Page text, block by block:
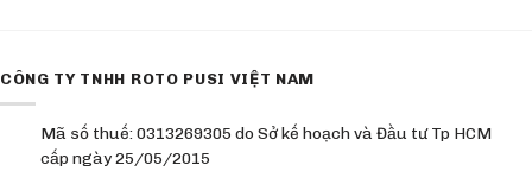
CÔNG TY TNHH ROTO PUSI VIỆT NAM
Mã số thuế: 0313269305 do Sở kế hoạch và Đầu tư Tp HCM
cấp ngày 25/05/2015